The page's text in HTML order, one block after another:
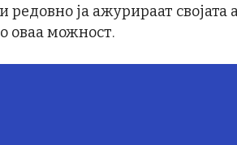
ја ажурираат својата
оваа можност.